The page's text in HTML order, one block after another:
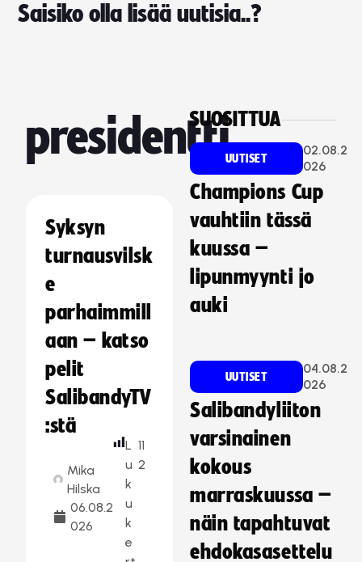
Saisiko olla lisää uutisia..?
presidentti
Syksyn
turnausvilsk
e
parhaimmill
aan – katso
pelit
SalibandyTV
:stä
Mika
Hilska
06.08.2
026
L
u
k
u
k
e
11
2
SUOSITTUA
UUTISET
02.08.2
026
Champions Cup
vauhtiin tässä
kuussa –
lipunmyynti jo
auki
UUTISET
04.08.2
026
Salibandyliiton
varsinainen
kokous
marraskuussa –
näin tapahtuvat
ehdokasasettelu